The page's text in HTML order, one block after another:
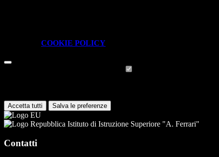
COOKIE POLICY
Accetta tutti Salva le preferenze
Istituto di Istruzione Superiore "A. Ferrari"
Contatti